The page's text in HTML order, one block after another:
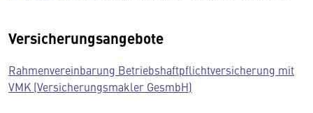
Versicherungsangebote
Rahmenvereinbarung Betriebshaftpflichtversicherung mit
VMK (Versicherungsmakler GesmbH)